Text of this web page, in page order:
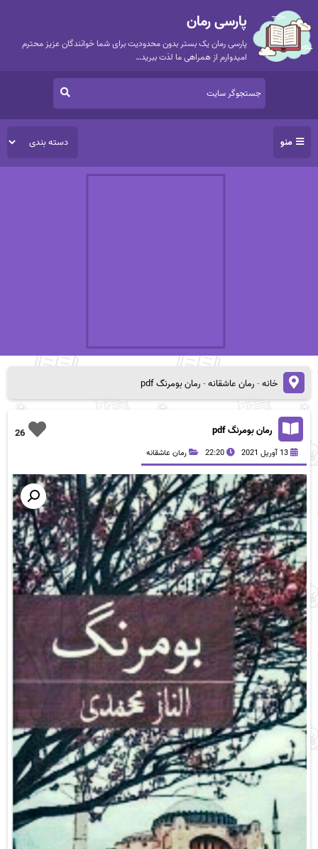
پارسی رمان
پارسی رمان یک بستر بدون محدودیت برای شما خوانندگان عزیز محترم
امیدوارم از همراهی ما لذت ببرید…
منو
خانه-رمان عاشقانه-رمان بومرنگ pdf
26 رمان بومرنگ pdf
13 آوریل 2021 22:20 رمان عاشقانه